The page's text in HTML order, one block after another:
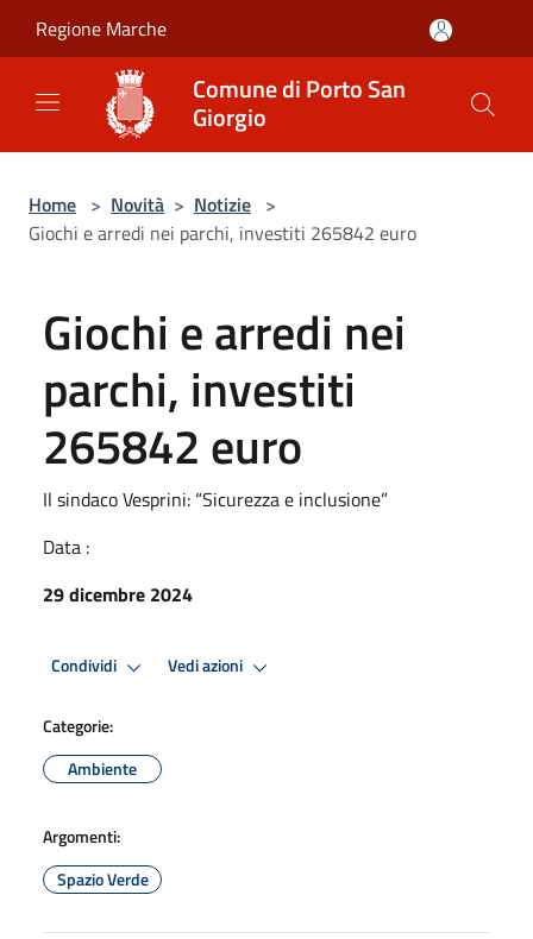
Regione Marche
Comune di Porto San
Giorgio
Home > Novità > Notizie >
Giochi e arredi nei parchi, investiti 265842 euro
Giochi e arredi nei
parchi, investiti
265842 euro
Il sindaco Vesprini: “Sicurezza e inclusione”
Data :
29 dicembre 2024
Condividi Vedi azioni
Categorie:
Ambiente
Argomenti:
Spazio Verde